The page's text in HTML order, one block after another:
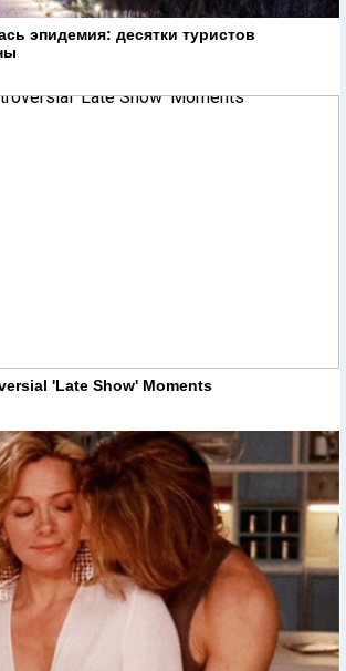
эпидемия: десятки туристов
'Late Show' Moments